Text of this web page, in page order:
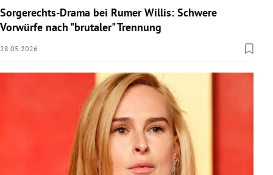
Sorgerechts-Drama bei Rumer Willis: Schwere
Vorwürfe nach "brutaler" Trennung
28.05.2026